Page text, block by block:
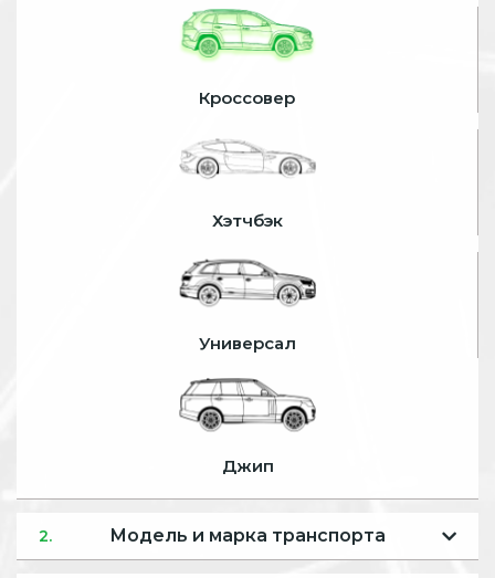
Кроссовер
Хэтчбэк
Универсал
Джип
2. Модель и марка транспорта